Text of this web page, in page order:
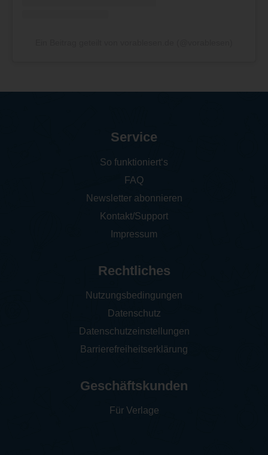
Service
So funktioniert‘s
FAQ
Newsletter abonnieren
Kontakt/Support
Impressum
Rechtliches
Nutzungsbedingungen
Datenschutz
Datenschutzeinstellungen
Barrierefreiheitserklärung
Geschäftskunden
Für Verlage